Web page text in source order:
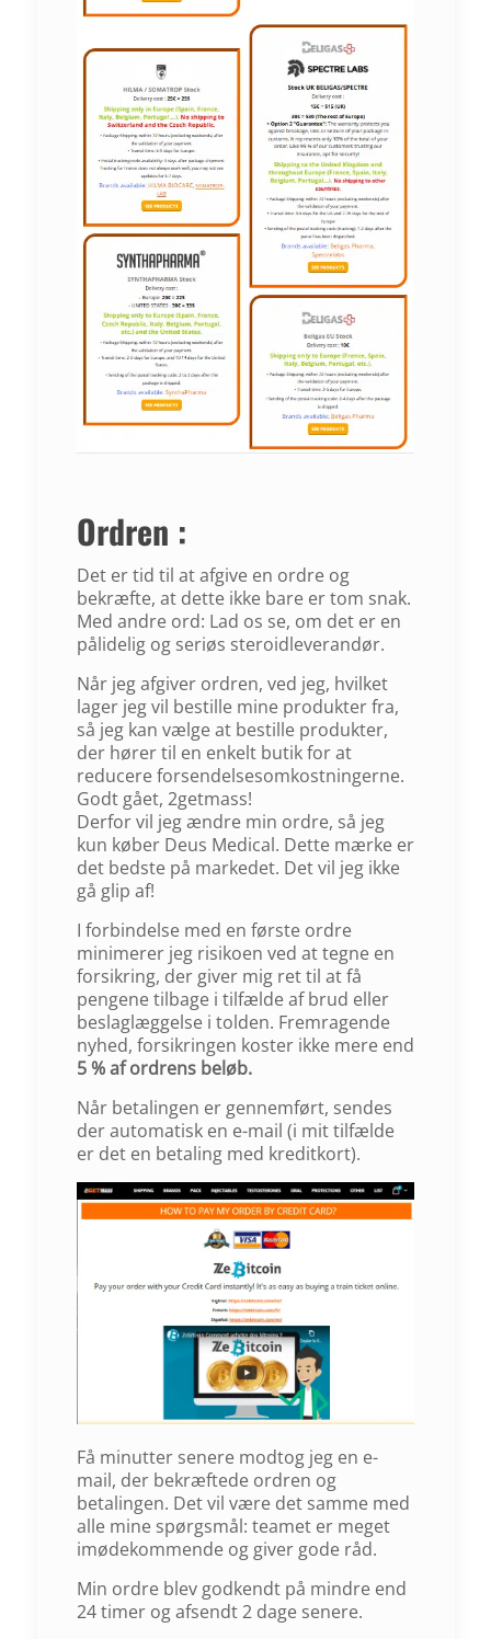
Ordren :
Det er tid til at afgive en ordre og
bekræfte, at dette ikke bare er tom snak.
Med andre ord: Lad os se, om det er en
pålidelig og seriøs steroidleverandør.
Når jeg afgiver ordren, ved jeg, hvilket
lager jeg vil bestille mine produkter fra,
så jeg kan vælge at bestille produkter,
der hører til en enkelt butik for at
reducere forsendelsesomkostningerne.
Godt gået, 2getmass!
Derfor vil jeg ændre min ordre, så jeg
kun køber Deus Medical. Dette mærke er
det bedste på markedet. Det vil jeg ikke
gå glip af!
I forbindelse med en første ordre
minimerer jeg risikoen ved at tegne en
forsikring, der giver mig ret til at få
pengene tilbage i tilfælde af brud eller
beslaglæggelse i tolden. Fremragende
nyhed, forsikringen koster ikke mere end
5 % af ordrens beløb.
Når betalingen er gennemført, sendes
der automatisk en e-mail (i mit tilfælde
er det en betaling med kreditkort).
Få minutter senere modtog jeg en e-
mail, der bekræftede ordren og
betalingen. Det vil være det samme med
alle mine spørgsmål: teamet er meget
imødekommende og giver gode råd.
Min ordre blev godkendt på mindre end
24 timer og afsendt 2 dage senere.